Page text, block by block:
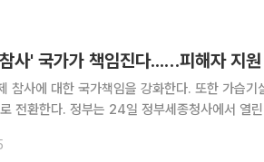
사' 국가가 책임진다...…피해자 지원
참사에 대한 국가책임을 강화한다. 또한 가습기
열린 김민석 국무총리 주재 국가정
을 '참사'로 명확히 규정하고, 행정적 피해구제 체